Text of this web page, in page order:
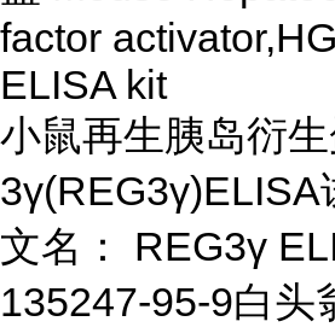
factor
ELISA kit
小鼠再生胰岛衍生
3γ(REG3γ)ELISA
文名： REG3γ
135247-95-9白头